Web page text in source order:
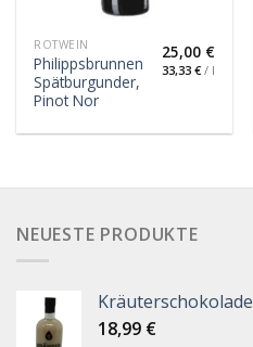
ROTWEIN
Philippsbrunnen
Spätburgunder,
Pinot Nor
25,00 €
33,33 €/ l
NEUESTE PRODUKTE
Kräuterschokolade
18,99 €